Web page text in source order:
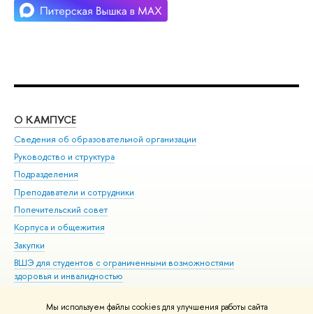
Мы используем файлы cookies для улучшения работы сайта
О КАМПУСЕ
Сведения об образовательной организации
Руководство и структура
Подразделения
Преподаватели и сотрудники
Попечительский совет
Корпуса и общежития
Закупки
ВШЭ для студентов с ограниченными возможностями
здоровья и инвалидностью
Единая платежная страница